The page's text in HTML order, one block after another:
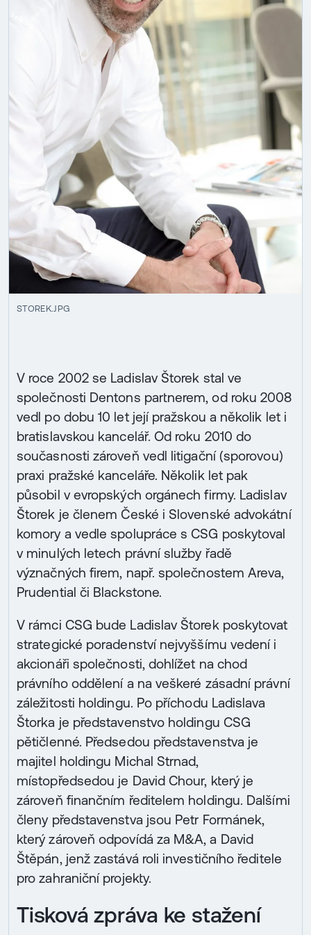
STOREK.JPG
V roce 2002 se Ladislav Štorek stal ve
společnosti Dentons partnerem, od roku 2008
vedl po dobu 10 let její pražskou a několik let i
bratislavskou kancelář. Od roku 2010 do
současnosti zároveň vedl litigační (sporovou)
praxi pražské kanceláře. Několik let pak
působil v evropských orgánech firmy. Ladislav
Štorek je členem České i Slovenské advokátní
komory a vedle spolupráce s CSG poskytoval
v minulých letech právní služby řadě
význačných firem, např. společnostem Areva,
Prudential či Blackstone.
V rámci CSG bude Ladislav Štorek poskytovat
strategické poradenství nejvyššímu vedení i
akcionáři společnosti, dohlížet na chod
právního oddělení a na veškeré zásadní právní
záležitosti holdingu. Po příchodu Ladislava
Štorka je představenstvo holdingu CSG
pětičlenné. Předsedou představenstva je
majitel holdingu Michal Strnad,
místopředsedou je David Chour, který je
zároveň finančním ředitelem holdingu. Dalšími
členy představenstva jsou Petr Formánek,
který zároveň odpovídá za M&A, a David
Štěpán, jenž zastává roli investičního ředitele
pro zahraniční projekty.
Tisková zpráva ke stažení